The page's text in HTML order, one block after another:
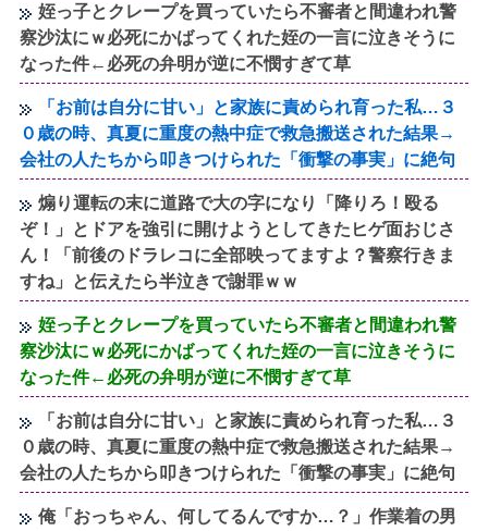
姪っ子とクレープを買っていたら不審者と間違われ警
察沙汰にｗ必死にかばってくれた姪の一言に泣きそうに
なった件←必死の弁明が逆に不憫すぎて草
「お前は自分に甘い」と家族に責められ育った私…３
０歳の時、真夏に重度の熱中症で救急搬送された結果→
会社の人たちから叩きつけられた「衝撃の事実」に絶句
煽り運転の末に道路で大の字になり「降りろ！殴る
ぞ！」とドアを強引に開けようとしてきたヒゲ面おじさ
ん！「前後のドラレコに全部映ってますよ？警察行きま
すね」と伝えたら半泣きで謝罪ｗｗ
姪っ子とクレープを買っていたら不審者と間違われ警
察沙汰にｗ必死にかばってくれた姪の一言に泣きそうに
なった件←必死の弁明が逆に不憫すぎて草
「お前は自分に甘い」と家族に責められ育った私…３
０歳の時、真夏に重度の熱中症で救急搬送された結果→
会社の人たちから叩きつけられた「衝撃の事実」に絶句
俺「おっちゃん、何してるんですか…？」作業着の男